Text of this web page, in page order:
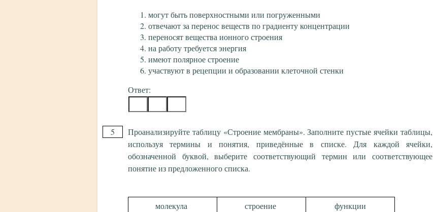
могут быть поверхностными или погруженными
отвечают за перенос веществ по градиенту концентрации
переносят вещества ионного строения
на работу требуется энергия
имеют полярное строение
участвуют в рецепции и образовании клеточной стенки
Ответ:
5
Проанализируйте таблицу «Строение мембраны». Заполните пустые ячейки таблицы,
используя термины и понятия, приведённые в списке. Для каждой ячейки,
обозначенной буквой, выберите соответствующий термин или соответствующее
понятие из предложенного списка.
молекула строение функции